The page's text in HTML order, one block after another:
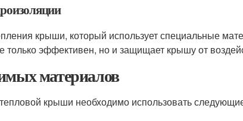
крыши, который использует специальные
только эффективен, но и защищает крышу от
материалов
крыши необходимо использовать